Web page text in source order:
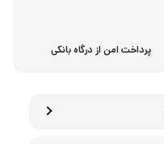
پرداخت امن از درگاه بانکی